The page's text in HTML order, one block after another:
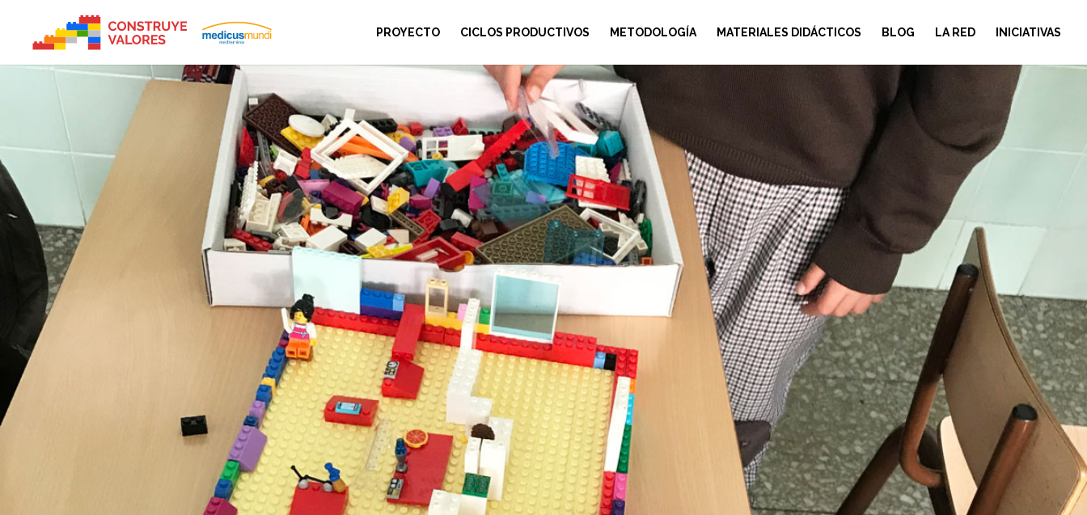
PROYECTO CICLOS PRODUCTIVOS METODOLOGÍA MATERIALES DIDÁCTICOS BLOG LA RED INICIATIVAS